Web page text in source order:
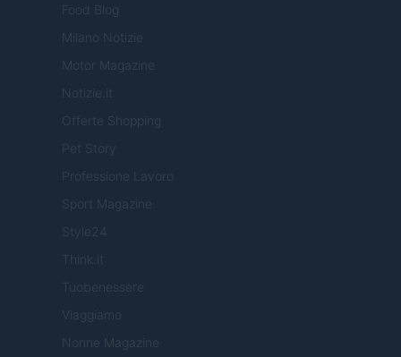
Food Blog
Milano Notizie
Motor Magazine
Notizie.it
Offerte Shopping
Pet Story
Professione Lavoro
Sport Magazine
Style24
Think.it
Tuobenessere
Viaggiamo
Nonne Magazine